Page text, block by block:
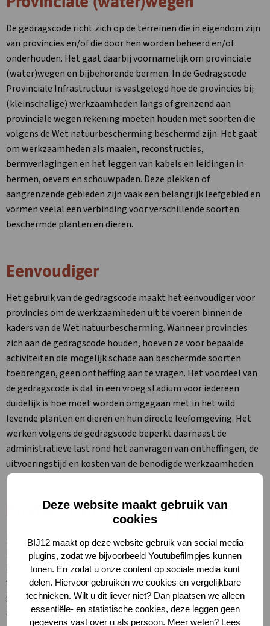
Deze website maakt gebruik van
cookies
BIJ12 maakt op deze website gebruik van social media
plugins, zodat we bijvoorbeeld Youtubefilmpjes kunnen
tonen. En zodat u onze content op sociale media kunt
delen. Hiervoor gebruiken we cookies en vergelijkbare
technieken. Wilt u dit liever niet? Dan plaatsen we alleen
essentiële- en statistische cookies, deze leggen geen
gegevens vast over u als persoon. Meer weten? Lees
nieuw
tabblad
De gedragscode richt zich op de terreinen die in eigendom zijn
van provincies en/of die door hen worden beheerd en/of
onderhouden. Het gaat daarbij voornamelijk om provinciale
(water)wegen en bijbehorende bermen. In de Gedragscode
Provinciale Infrastructuur is vastgelegd hoe de provincies bij
(kleinschalige) werkzaamheden langs of grenzend aan
provinciale wegen rekening moeten houden met soorten die
volgens de Wet natuurbescherming beschermd zijn. Het gaat
om werkzaamheden als maaien, reconstructies,
bermverlagingen en het leggen van kabels en leidingen in
bermen, oevers en schouwpaden. Deze plekken of
aangrenzende gebieden zijn vaak een belangrijk leefgebied en
vormen veelal een verbinding voor verschillende soorten
beschermde planten en dieren.
Eenvoudiger
Het gebruik van de gedragscode maakt het eenvoudiger voor
provincies om de werkzaamheden uit te voeren binnen de
kaders van de Wet natuurbescherming. Wanneer provincies
zich aan de gedragscode houden, hoeven ze voor bepaalde
activiteiten die mogelijk schade aan beschermde soorten
toebrengen, geen ontheffing aan te vragen. Het voordeel van
de gedragscode is dat in een vroeg stadium voor iedereen
duidelijk is hoe moet worden omgegaan met in het wild
levende planten en dieren en hun directe leefomgeving. Het
werken volgens de gedragscode beperkt daarnaast de
administratieve last rond het aanvragen van ontheffingen, de
uitvoeringstijd en kosten van de benodigde werkzaamheden.
Product van meerdere partijen
De gedragscode is opgesteld in opdracht van het Vakberaad
Beheer en Bouw (VBB) van de gezamenlijke provincies. Onder
begeleiding van CROW, heeft een werkgroep met
vertegenwoordigers vanuit de twaalf provincies de
gedragscode inhoudelijk vormgegeven. Ook het groene
architecten- en ingenieursbureau ldverde heeft meegewerkt